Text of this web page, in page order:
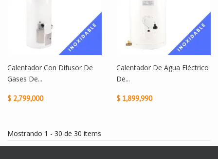
Calentador Con Difusor De
Gases De...
$ 2,799,000
Calentador De Agua Eléctrico
De...
$ 1,899,990
Mostrando 1 - 30 de 30 items